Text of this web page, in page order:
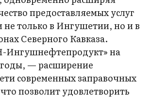
предоставляемых услуг
только в Ингушетии, но и в
Северного Кавказа.
Ингушнефтепродукт» на
— расширение
современных заправочных
позволит удовлетворить